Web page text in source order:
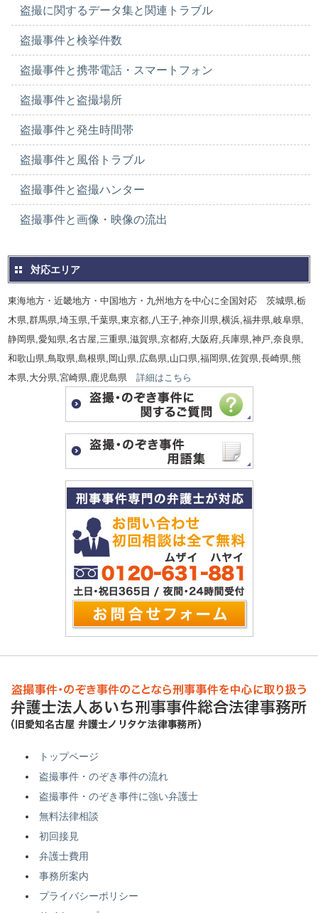
盗撮に関するデータ集と関連トラブル
盗撮事件と検挙件数
盗撮事件と携帯電話・スマートフォン
盗撮事件と盗撮場所
盗撮事件と発生時間帯
盗撮事件と風俗トラブル
盗撮事件と盗撮ハンター
盗撮事件と画像・映像の流出
対応エリア
東海地方・近畿地方・中国地方・九州地方を中心に全国対応 茨城県,栃
木県,群馬県,埼玉県,千葉県,東京都,八王子,神奈川県,横浜,福井県,岐阜県,
静岡県,愛知県,名古屋,三重県,滋賀県,京都府,大阪府,兵庫県,神戸,奈良県,
和歌山県,鳥取県,島根県,岡山県,広島県,山口県,福岡県,佐賀県,長崎県,熊
本県,大分県,宮崎県,鹿児島県詳細はこちら
トップページ
盗撮事件・のぞき事件の流れ
盗撮事件・のぞき事件に強い弁護士
無料法律相談
初回接見
弁護士費用
事務所案内
プライバシーポリシー